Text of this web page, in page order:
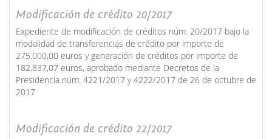
Modificación de crédito 20/2017
Expediente de modificación de créditos núm. 20/2017 bajo la
modalidad de transferencias de crédito por importe de
275.000,00 euros y generación de créditos por importe de
182.837,07 euros, aprobado mediante Decretos de la
Presidencia núm. 4221/2017 y 4222/2017 de 26 de octubre de
2017
Modificación de crédito 22/2017